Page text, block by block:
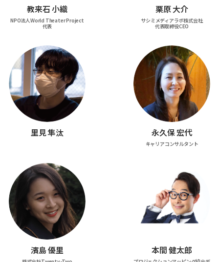
教来石 小織
NPO法人World Theater Project
代表
栗原 大介
サシミメディアラボ株式会社
代表取締役CEO
里見 隼汰 永久保 宏代
キャリアコンサルタント
濱島 優里 本間 健太郎